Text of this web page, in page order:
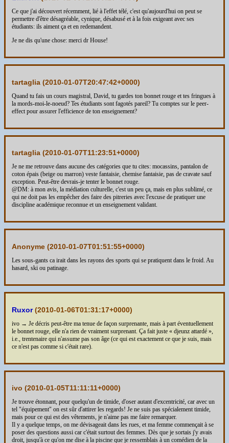
Ce que j'ai découvert récemment, lié à l'effet télé, c'est qu'aujourd'hui on peut se
permettre d'être désagréable, cynique, désabusé et à la fois exigeant avec ses
étudiants: ils aiment ça et en redemandent.
Je ne dis qu'une chose: merci dr House!
tartaglia (2010-01-07T20:47:42+0000)
Quand tu fais un cours magistral, David, tu gardes ton bonnet rouge et tes fringues à
la mords-moi-le-noeud? Tes étudiants sont fagotés pareil? Tu comptes sur le peer-
effect pour assurer l'efficience de ton enseignement?
tartaglia (2010-01-07T11:23:51+0000)
Je ne me retrouve dans aucune des catégories que tu cites: mocassins, pantalon de
coton épais (beige ou marron) veste fantaisie, chemise fantaisie, pas de cravate sauf
exception. Peut-être devrais-je tenter le bonnet rouge.
@DM: à mon avis, la médiation culturelle, c'est un peu ça, mais en plus sublimé, ce
qui ne doit pas les empêcher des faire des pitreries avec l'excuse de pratiquer une
discipline académique reconnue et un enseignement validant.
Anonyme (2010-01-07T01:51:55+0000)
Les sous-gants ca irait dans les rayons des sports qui se pratiquent dans le froid. Au
hasard, ski ou patinage.
Ruxor(2010-01-06T01:31:17+0000)
ivo → Je décris peut-être ma tenue de façon surprenante, mais à part éventuellement
le bonnet rouge, elle n'a rien de vraiment surprenant. Ça fait juste « djeunz attardé »,
i.e., trentenaire qui n'assume pas son âge (ce qui est exactement ce que je suis, mais
ce n'est pas comme si c'était rare).
ivo (2010-01-05T11:11:11+0000)
Je trouve étonnant, pour quelqu'un de timide, d'oser autant d'excentricité, car avec un
tel "équipement" on est sûr d'attirer les regards! Je ne suis pas spécialement timide,
mais pour ce qui est des vêtements, je n'aime pas me faire remarquer.
Il y a quelque temps, on me dévisageait dans les rues, et ma femme commençait à se
poser des questions aussi car c'était surtout des femmes. Dès que je sortais j'y avais
droit, jusqu'à ce qu'on me dise à la piscine que je ressemblais à un comédien de la